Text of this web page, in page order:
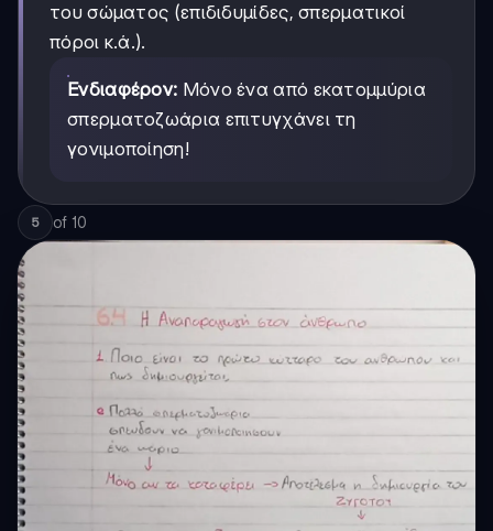
του σώματος (επιδιδυμίδες, σπερματικοί
πόροι κ.ά.).
Ενδιαφέρον: Μόνο ένα από εκατομμύρια
σπερματοζωάρια επιτυγχάνει τη
γονιμοποίηση!
5 of 10